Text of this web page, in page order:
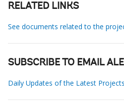
RELATED LINKS
See documents related to the
SUBSCRIBE TO EMAIL
Daily Updates of the Latest